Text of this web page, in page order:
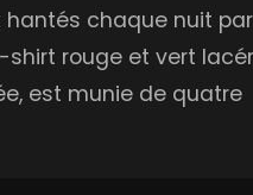
hantés chaque nuit
rouge et vert
est munie de quatre